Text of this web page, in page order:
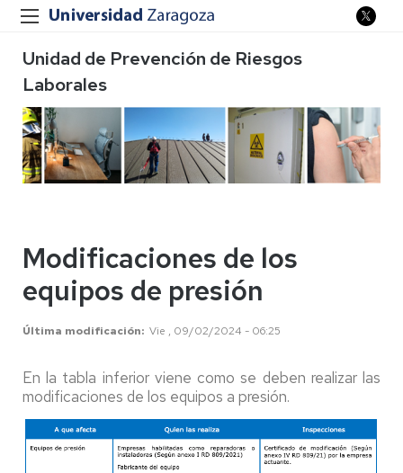
Unidad de Prevención de Riesgos
Laborales
Modificaciones de los
equipos de presión
Última modificación Vie , 09/02/2024 - 06:25
En la tabla inferior viene como se deben realizar las
modificaciones de los equipos a presión.